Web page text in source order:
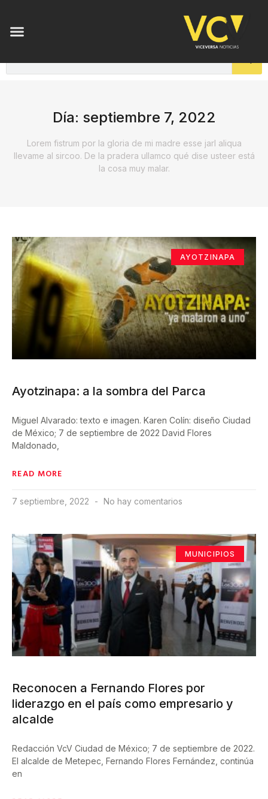
Día: septiembre 7, 2022
Lorem fistrum por la gloria de mi madre esse jarl aliqua
llevame al sircoo. De la pradera ullamco qué dise usteer está
la cosa muy malar.
AYOTZINAPA
Ayotzinapa: a la sombra del Parca
Miguel Alvarado: texto e imagen. Karen Colín: diseño Ciudad
de México; 7 de septiembre de 2022 David Flores
Maldonado,
READ MORE
7 septiembre, 2022 No hay comentarios
MUNICIPIOS
Reconocen a Fernando Flores por
liderazgo en el país como empresario y
alcalde
Redacción VcV Ciudad de México; 7 de septiembre de 2022.
El alcalde de Metepec, Fernando Flores Fernández, continúa
en